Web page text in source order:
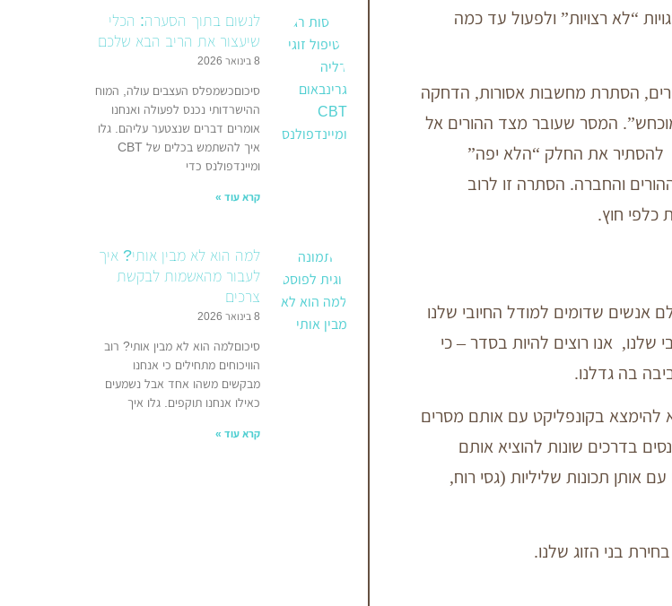
“לא רצויות” ולפעול עד כמה
הסתרת מחשבות אסורות, הדחקה
המסר שעובר מצד ההורים אל
להסתיר את החלק “הלא יפה”
והחברה. הסתרה זו לרוב
כלפי חוץ.
אנשים שדומים למודל החיובי שלנו
שלנו, אנו רוצים להיות בסדר – כי
בה גדלנו.
להימצא בקונפליקט עם אותם מסרים
בדרכים שונות להוציא אותם
אותן תכונות שליליות (גסי רוח,
בני הזוג שלנו.
לנשום בתוך הסערה: הכלי
שיעצור את הריב הבא שלכם
8 בינואר 2026
סיכוםכשמפלס העצבים עולה, המוח
ההישרדותי נכנס לפעולה ואנחנו
אומרים דברים שנצטער עליהם. גלו
איך להשתמש בכלים של CBT
ומיינדפולנס כדי
קרא עוד »
למה הוא לא מבין אותי? איך
לעבור מהאשמות לבקשת
צרכים
8 בינואר 2026
סיכוםלמה הוא לא מבין אותי? רוב
הוויכוחים מתחילים כי אנחנו
מבקשים משהו אחד אבל נשמעים
כאילו אנחנו תוקפים. גלו איך
קרא עוד »